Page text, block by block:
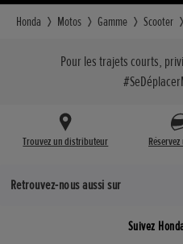
138 kg
799 mm
85 mm
1 350 mm
Honda Motos Gamme Scooter
Pour les trajets courts,
Trouvez un distributeur
Retrouvez-nous aussi sur
Suivez